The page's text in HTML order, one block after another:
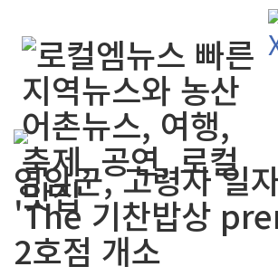
영암군, 고령자 일
'The 기찬밥상
2호점 개소